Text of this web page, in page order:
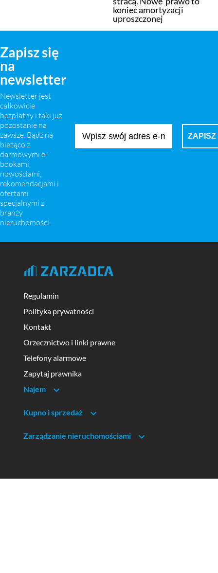
koniec amortyzacji
uproszczonej
Zapisz się
na
newsletter
Newsletter jest
całkowicie
bezpłatny i taki już
pozostanie na
zawsze. Bądź na
bieżąco z
darmowymi e-
bookami,
nowościami,
rekomendacjami i
ofertami
specjalnymi z
branży
nieruchomości.
Regulamin
Polityka prywatności
Kontakt
Orzecznictwo i linki prawne
Telefony alarmowe
Zapytaj prawnika
Najem
Kupno i sprzedaż
Zarządzanie nieruchomościami